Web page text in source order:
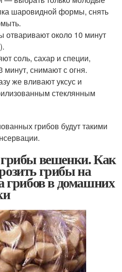
шаровидной формы, снять
отваривают около 10 минут
соль, сахар и специи,
минут, снимают с огня.
же вливают уксус и
стеклянным
грибов будут такими
вешенки. Как
грибы на
грибов в домашних